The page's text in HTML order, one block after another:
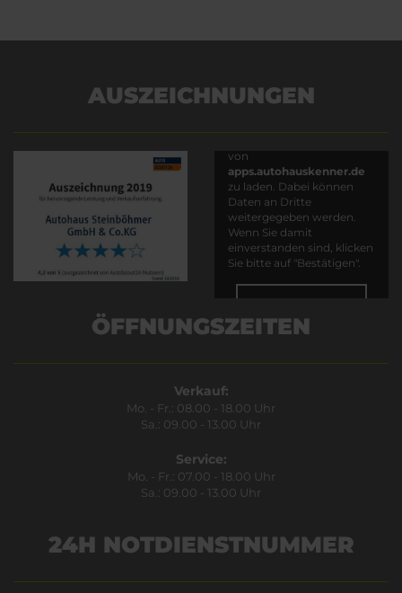
AUSZEICHNUNGEN
von
apps.autohauskenner.de
zu laden. Dabei können
Daten an Dritte
weitergegeben werden.
Wenn Sie damit
einverstanden sind, klicken
Sie bitte auf "Bestätigen".
ÖFFNUNGSZEITEN
Verkauf:
Mo. - Fr.: 08.00 - 18.00 Uhr
Sa.: 09.00 - 13.00 Uhr
Service:
Mo. - Fr.: 07.00 - 18.00 Uhr
Sa.: 09.00 - 13.00 Uhr
24H NOTDIENSTNUMMER